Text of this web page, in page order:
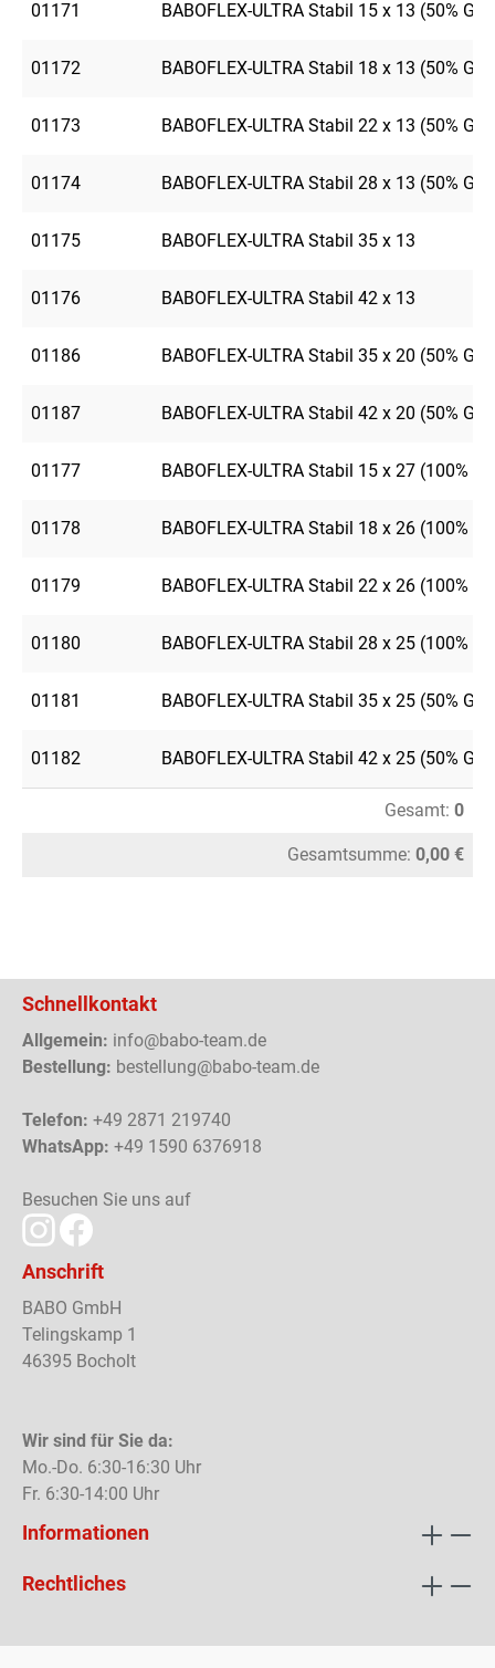
01171 BABOFLEX-ULTRA Stabil 15 x 13 (50%
01172 BABOFLEX-ULTRA Stabil 18 x 13 (50%
01173 BABOFLEX-ULTRA Stabil 22 x 13 (50%
01174 BABOFLEX-ULTRA Stabil 28 x 13 (50%
01175 BABOFLEX-ULTRA Stabil 35 x 13
01176 BABOFLEX-ULTRA Stabil 42 x 13
01186 BABOFLEX-ULTRA Stabil 35 x 20 (50%
01187 BABOFLEX-ULTRA Stabil 42 x 20 (50%
01177 BABOFLEX-ULTRA Stabil 15 x 27 (100%
01178 BABOFLEX-ULTRA Stabil 18 x 26 (100%
01179 BABOFLEX-ULTRA Stabil 22 x 26 (100%
01180 BABOFLEX-ULTRA Stabil 28 x 25 (100%
01181 BABOFLEX-ULTRA Stabil 35 x 25 (50%
01182 BABOFLEX-ULTRA Stabil 42 x 25 (50%
Gesamt: 0
Gesamtsumme: 0,00 €
Schnellkontakt
Allgemein: info@babo-team.de
Bestellung: bestellung@babo-team.de
Telefon: +49 2871 219740
WhatsApp: +49 1590 6376918
Besuchen Sie uns auf
Anschrift
BABO GmbH
Telingskamp 1
46395 Bocholt
Wir sind für Sie da:
Mo.-Do. 6:30-16:30 Uhr
Fr. 6:30-14:00 Uhr
Informationen
Rechtliches